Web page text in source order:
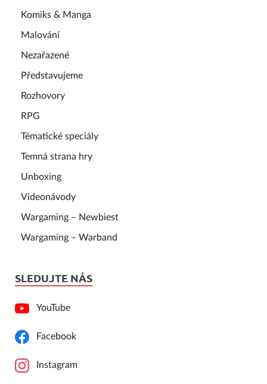
Komiks & Manga
Malování
Nezařazené
Představujeme
Rozhovory
RPG
Tématické speciály
Temná strana hry
Unboxing
Videonávody
Wargaming – Newbiest
Wargaming – Warband
SLEDUJTE NÁS
YouTube
Facebook
Instagram